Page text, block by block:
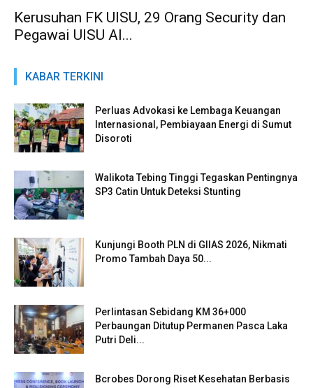
Kerusuhan FK UISU, 29 Orang Security dan
Pegawai UISU Al...
KABAR TERKINI
Perluas Advokasi ke Lembaga Keuangan
Internasional, Pembiayaan Energi di Sumut
Disoroti
Walikota Tebing Tinggi Tegaskan Pentingnya
SP3 Catin Untuk Deteksi Stunting
Kunjungi Booth PLN di GIIAS 2026, Nikmati
Promo Tambah Daya 50...
Perlintasan Sebidang KM 36+000
Perbaungan Ditutup Permanen Pasca Laka
Putri Deli...
Bcrobes Dorong Riset Kesehatan Berbasis